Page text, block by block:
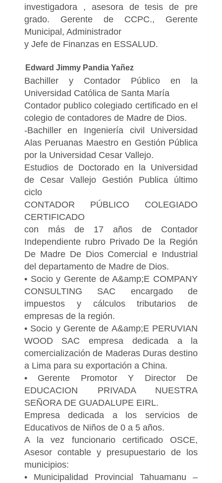
investigadora , asesora de tesis de pre
grado. Gerente de CCPC., Gerente
Municipal, Administrador
y Jefe de Finanzas en ESSALUD.
Edward Jimmy Pandia Yañez
Bachiller y Contador Público en la
Universidad Católica de Santa María
Contador publico colegiado certificado en el
colegio de contadores de Madre de Dios.
-Bachiller en Ingeniería civil Universidad
Alas Peruanas Maestro en Gestión Pública
por la Universidad Cesar Vallejo.
Estudios de Doctorado en la Universidad
de Cesar Vallejo Gestión Publica último
ciclo
CONTADOR PÚBLICO COLEGIADO
CERTIFICADO
con más de 17 años de Contador
Independiente rubro Privado De la Región
De Madre De Dios Comercial e Industrial
del departamento de Madre de Dios.
• Socio y Gerente de A&amp;E COMPANY
CONSULTING SAC encargado de
impuestos y cálculos tributarios de
empresas de la región.
• Socio y Gerente de A&amp;E PERUVIAN
WOOD SAC empresa dedicada a la
comercialización de Maderas Duras destino
a Lima para su exportación a China.
• Gerente Promotor Y Director De
EDUCACION PRIVADA NUESTRA
SEÑORA DE GUADALUPE EIRL.
Empresa dedicada a los servicios de
Educativos de Niños de 0 a 5 años.
A la vez funcionario certificado OSCE,
Asesor contable y presupuestario de los
municipios:
• Municipalidad Provincial Tahuamanu –